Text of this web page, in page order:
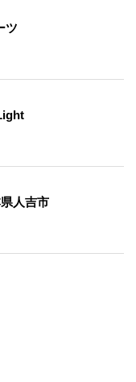
ツ
人吉市